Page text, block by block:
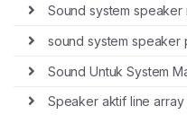
Sound system speaker
sound system speaker
Sound Untuk System
Speaker aktif line